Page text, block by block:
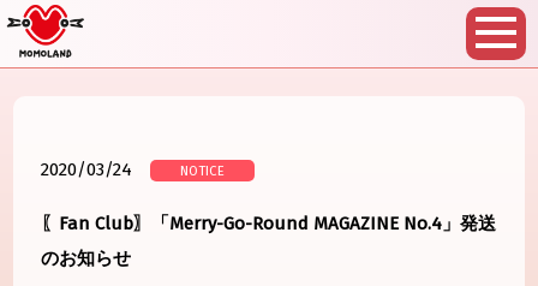
2020/03/24 NOTICE
〖Fan Club〗「Merry-Go-Round MAGAZINE No.4」発送
のお知らせ